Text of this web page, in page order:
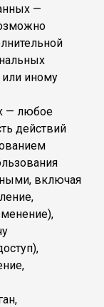
—
иному
— любое
действий
включая